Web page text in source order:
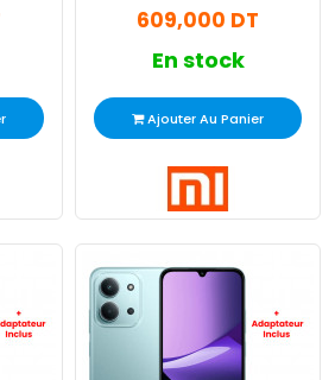
609,000 DT
En stock
Ajouter Au Panier